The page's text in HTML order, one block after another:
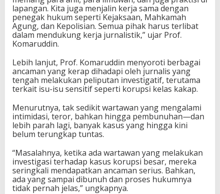
lapangan. Kita juga menjalin kerja sama dengan
penegak hukum seperti Kejaksaan, Mahkamah
Agung, dan Kepolisian. Semua pihak harus terlibat
dalam mendukung kerja jurnalistik,” ujar Prof.
Komaruddin.
Lebih lanjut, Prof. Komaruddin menyoroti berbagai
ancaman yang kerap dihadapi oleh jurnalis yang
tengah melakukan peliputan investigatif, terutama
terkait isu-isu sensitif seperti korupsi kelas kakap.
Menurutnya, tak sedikit wartawan yang mengalami
intimidasi, teror, bahkan hingga pembunuhan—dan
lebih parah lagi, banyak kasus yang hingga kini
belum terungkap tuntas.
“Masalahnya, ketika ada wartawan yang melakukan
investigasi terhadap kasus korupsi besar, mereka
seringkali mendapatkan ancaman serius. Bahkan,
ada yang sampai dibunuh dan proses hukumnya
tidak pernah jelas,” ungkapnya.